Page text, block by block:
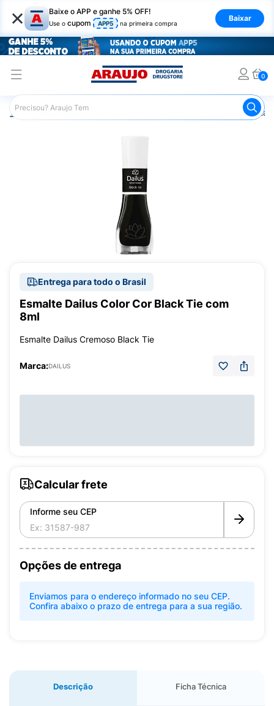
× Baixe o APP e ganhe 5% OFF!
Use o cupom APP5 na primeira compra
Baixar
0
Araujo Beleza e Cuidados
Entrega para todo o Brasil
Esmalte Dailus Color Cor Black Tie com
8ml
Esmalte Dailus Cremoso Black Tie
Marca:DAILUS
Calcular frete
Informe seu CEP
Opções de entrega
Enviamos para o endereço informado no seu CEP.
Confira abaixo o prazo de entrega para a sua região.
Descrição Ficha Técnica